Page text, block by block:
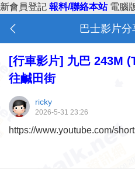
新會員登記 報料/聯絡本站 電腦
巴士影片
[行車影片] 九巴 243M
往鹹田街
ricky
2026-5-31 23:26
https://www.youtube.com/